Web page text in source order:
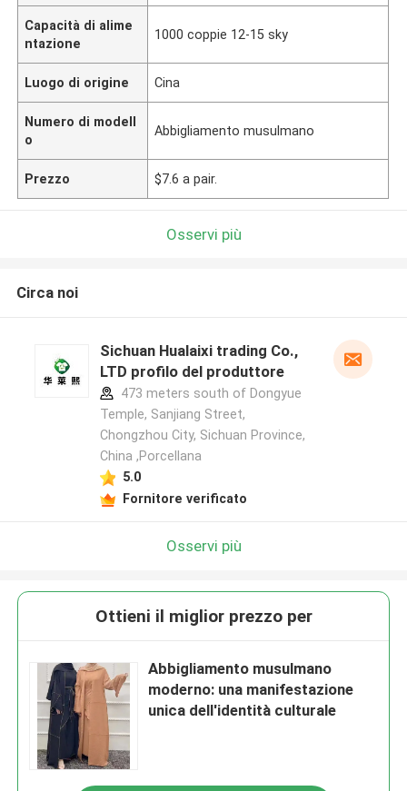
Capacità di alime
ntazione
1000 coppie 12-15 sky
Luogo di origine Cina
Numero di modell
o
Abbigliamento musulmano
Prezzo $7.6 a pair.
Osservi più
Circa noi
Sichuan Hualaixi trading Co.,
LTD profilo del produttore
473 meters south of Dongyue
Temple, Sanjiang Street,
Chongzhou City, Sichuan Province,
China ,Porcellana
5.0
Fornitore verificato
Osservi più
Ottieni il miglior prezzo per
Abbigliamento musulmano
moderno: una manifestazione
unica dell'identità culturale